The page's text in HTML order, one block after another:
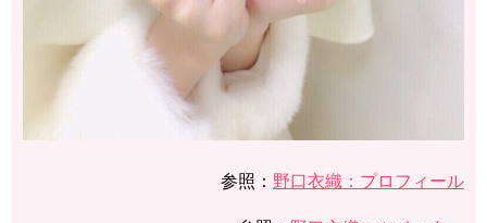
参照： ​​野口衣織：プロフィール